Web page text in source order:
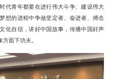
代青年都要在进行伟大斗争、建设伟大
想的进程中争做坚定者、奋进者、搏击
化自信，讲好中国故事，传播中国好声
面下功夫。